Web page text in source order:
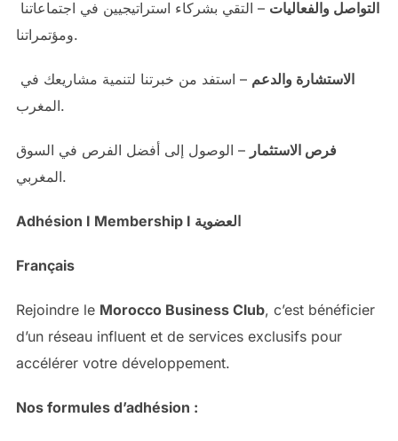
التواصل والفعاليات – التقي بشركاء استراتيجيين في اجتماعاتنا
ومؤتمراتنا.
الاستشارة والدعم – استفد من خبرتنا لتنمية مشاريعك في
المغرب.
فرص الاستثمار – الوصول إلى أفضل الفرص في السوق
المغربي.
Adhésion I Membership I العضوية
Français
Rejoindre le Morocco Business Club, c’est bénéficier
d’un réseau influent et de services exclusifs pour
accélérer votre développement.
Nos formules d’adhésion :